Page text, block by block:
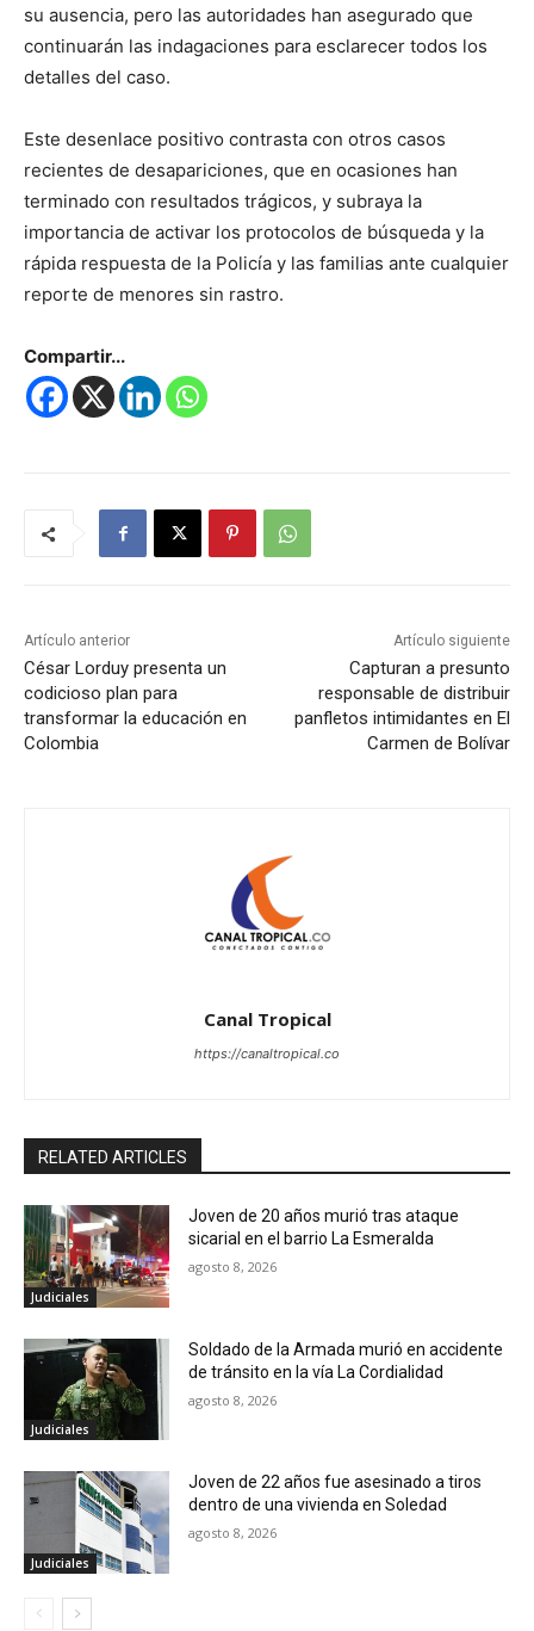
su ausencia, pero las autoridades han asegurado que
continuarán las indagaciones para esclarecer todos los
detalles del caso.
Este desenlace positivo contrasta con otros casos
recientes de desapariciones, que en ocasiones han
terminado con resultados trágicos, y subraya la
importancia de activar los protocolos de búsqueda y la
rápida respuesta de la Policía y las familias ante cualquier
reporte de menores sin rastro.
Compartir...
Artículo anterior
César Lorduy presenta un
codicioso plan para
transformar la educación en
Colombia
Artículo siguiente
Capturan a presunto
responsable de distribuir
panfletos intimidantes en El
Carmen de Bolívar
Canal Tropical
https://canaltropical.co
RELATED ARTICLES
Judiciales
Joven de 20 años murió tras ataque
sicarial en el barrio La Esmeralda
agosto 8, 2026
Judiciales
Soldado de la Armada murió en accidente
de tránsito en la vía La Cordialidad
agosto 8, 2026
Judiciales
Joven de 22 años fue asesinado a tiros
dentro de una vivienda en Soledad
agosto 8, 2026